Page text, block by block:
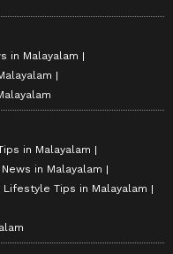
in Malayalam
in Malayalam
in Malayalam
Lifestyle Tips in Malayalam